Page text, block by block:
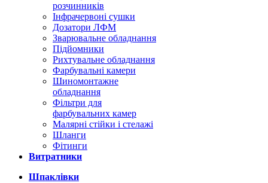
розчинників
Інфрачервоні сушки
Дозатори ЛФМ
Зварювальне обладнання
Підйомники
Рихтувальне обладнання
Фарбувальні камери
Шиномонтажне
обладнання
Фільтри для
фарбувальних камер
Малярні стійки і стелажі
Шланги
Фітинги
Витратники
Шпаклівки